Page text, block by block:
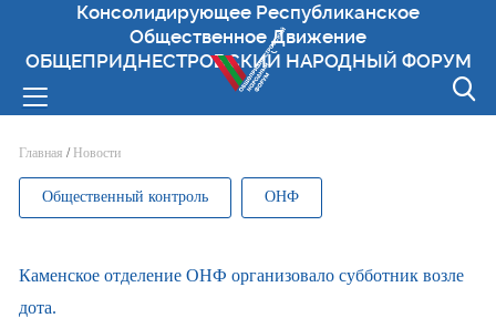
Консолидирующее Республиканское
Общественное Движение
ОБЩЕПРИДНЕСТРОВСКИЙ НАРОДНЫЙ ФОРУМ
Вы здесь
Главная / Новости
Общественный контроль ОНФ
Каменское отделение ОНФ организовало субботник возле
дота.